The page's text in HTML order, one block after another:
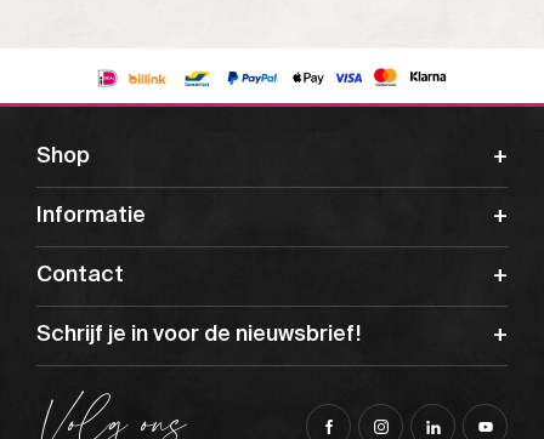
Shop
Informatie
Contact
Schrijf je in voor de nieuwsbrief!